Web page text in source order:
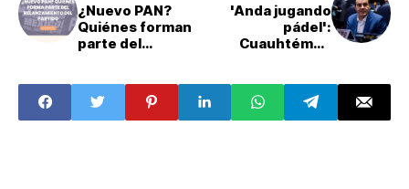
¿Nuevo PAN?
Quiénes forman
parte del
'Anda jugando
pádel':
Cuauhtémoc
abandona sesión
en línea